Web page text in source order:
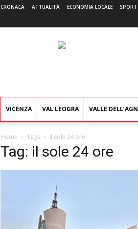
CRONACA ATTUALITÀ ECONOMIA LOCALE SPORT
VICENZA VAL LEOGRA VALLE
Home Tags Il sole 24 ore
Tag: il sole 24 ore